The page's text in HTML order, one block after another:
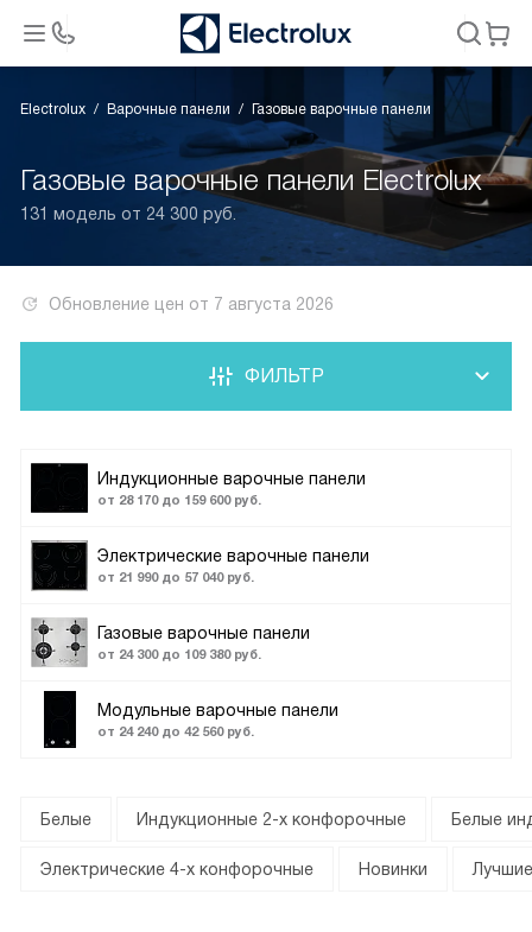
Electrolux Варочные панели Газовые варочные панели
Газовые варочные панели Electrolux
131 модель от 24 300 руб.
Обновление цен от 7 августа 2026
Индукционные варочные панели
от 28 170 до 159 600 руб.
Электрические варочные панели
от 21 990 до 57 040 руб.
Газовые варочные панели
от 24 300 до 109 380 руб.
Модульные варочные панели
от 24 240 до 42 560 руб.
ФИЛЬТР
Белые Индукционные 2-х конфорочные Белые
Электрические 4-х конфорочные Новинки Лучшие